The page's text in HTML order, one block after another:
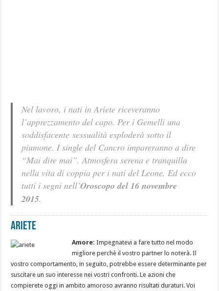
Nel lavoro, i nati in Ariete riceveranno
l’apprezzamento del capo. Per i Gemelli una
soddisfacente sessualità esploderà sotto il
piumone. I single del Cancro impareranno a dire
“Mai dire mai”. Atmosfera serena e tranquilla
nella vita di coppia per i nati del Leone. Ed ecco
tutti i segni nell’Oroscopo del 16 novembre
2015.
Ariete
Amore: Impegnatevi a fare tutto nel modo
migliore perchè il vostro partner lo noterà. Il
vostro comportamento, in seguito, potrebbe essere determinante per
suscitare un suo interesse nei vostri confronti. Le azioni che
compierete oggi in ambito amoroso avranno risultati duraturi. Voi